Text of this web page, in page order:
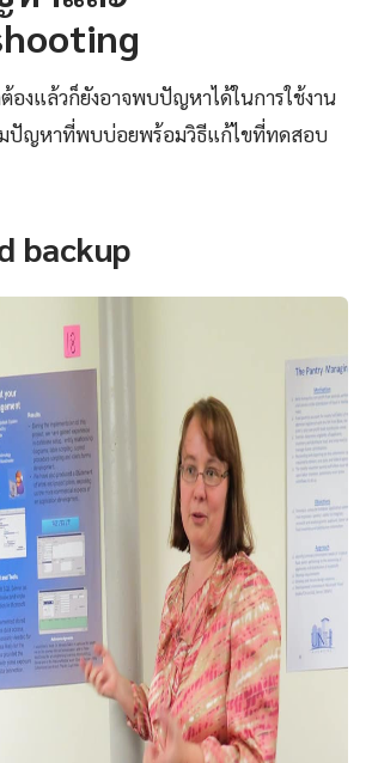
องแล้วก็ยังอาจพบปัญหาได้ในการใช้งาน
มปัญหาที่พบบ่อยพร้อมวิธีแก้ไขที่ทดสอบ
backup